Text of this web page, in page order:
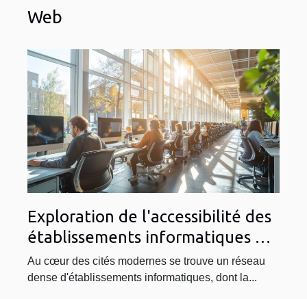
sur lequel vous allez faire
valoir vos produits et
le monde numérique, la
concurrence qui se fait
remarquer est
considérable puisque...
Web
Exploration de l'accessibilité des
établissements informatiques en
milieu urbain
Au cœur des cités modernes se trouve un réseau
dense d'établissements informatiques, dont la...